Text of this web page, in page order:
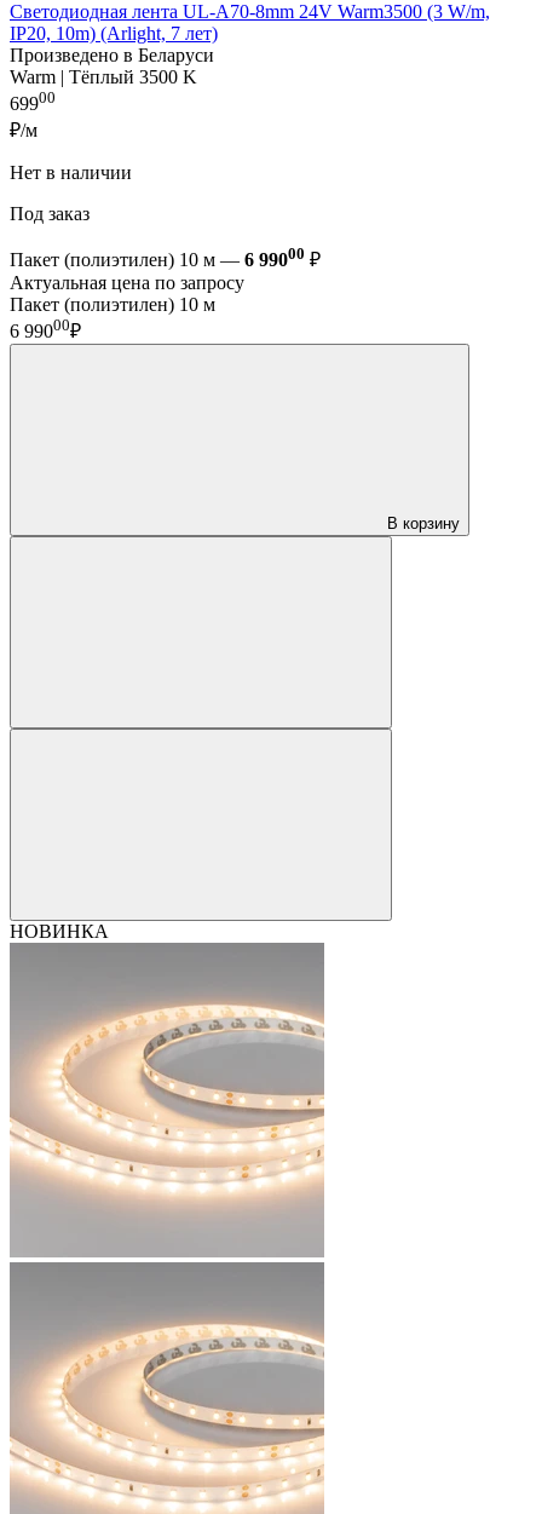
Светодиодная лента UL-A70-8mm 24V Warm3500 (3 W/m,
IP20, 10m) (Arlight, 7 лет)
Произведено в Беларуси
Warm | Тёплый 3500 K
69900
₽/м
Нет в наличии
Под заказ
Пакет (полиэтилен) 10 м — 6 99000 ₽
Актуальная цена по запросу
Пакет (полиэтилен) 10 м
6 99000₽
В корзину
НОВИНКА